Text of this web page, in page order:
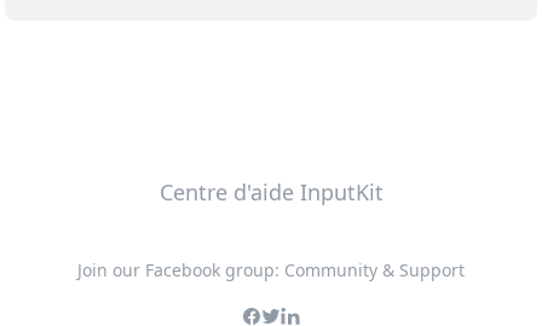
Centre d'aide InputKit
Join our Facebook group: Community & Support